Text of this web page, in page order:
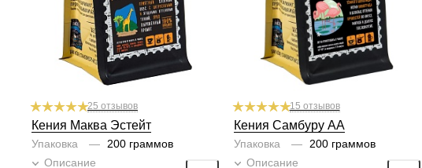
1 2 3 4 5 6
Плотность
1
3 4 5 6
5/6
Крепость
1 2 3 4 5 6
4/6
25 отзывов
Кения Маква Эстейт
Упаковка —
200 граммов
Описание
1
2 3 4 5 6
Крепость
1 2 3 4 5 6
5/6
15 отзывов
Кения Самбуру AA
Упаковка —
200 граммов
Описание